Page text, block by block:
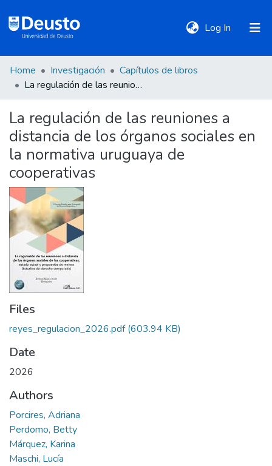
Log In (current)
DeustoTeka
Communities
&
Collections
All of DSpace
Statistics
Policies
Home Investigación
Capítulos de libros
La regulación de las reuniones a distancia de los órganos sociales en la normativa uruguaya de cooperativas
La regulación de las reuniones a
distancia de los órganos sociales en
la normativa uruguaya de
cooperativas
Files
reyes_regulacion_2026.pdf(603.94 KB)
Date
2026
Authors
Porcires, Adriana
Perdomo, Betty
Márquez, Karina
Maschi, Lucía